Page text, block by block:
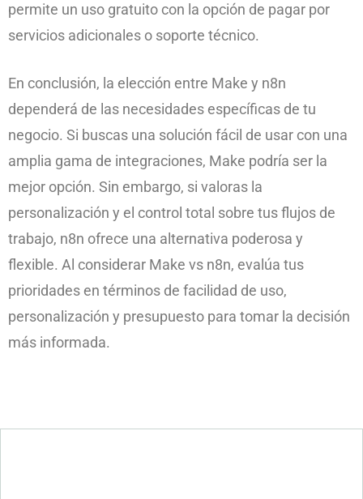
permite un uso gratuito con la opción de pagar por
servicios adicionales o soporte técnico.
En conclusión, la elección entre Make y n8n
dependerá de las necesidades específicas de tu
negocio. Si buscas una solución fácil de usar con una
amplia gama de integraciones, Make podría ser la
mejor opción. Sin embargo, si valoras la
personalización y el control total sobre tus flujos de
trabajo, n8n ofrece una alternativa poderosa y
flexible. Al considerar Make vs n8n, evalúa tus
prioridades en términos de facilidad de uso,
personalización y presupuesto para tomar la decisión
más informada.